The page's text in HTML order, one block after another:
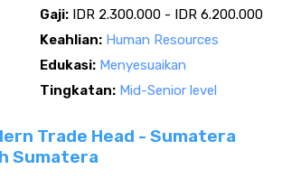
Gaji: IDR 2.300.000 - IDR 6.200.000
Keahlian: Human Resources
Edukasi: Menyesuaikan
Tingkatan: Mid-Senior level
Trade Head - Sumatera
Sumatera